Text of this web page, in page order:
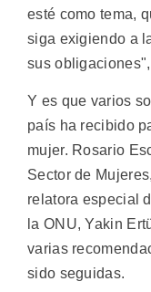
esté como tema,
siga exigiendo a
sus
Y es que varios
país ha recibido
mujer. Rosario
Sector de
relatora especial
la ONU, Yakin
varias
sido seguidas.